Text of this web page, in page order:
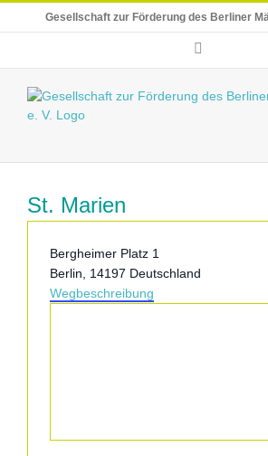
Gesellschaft zur Förderung des Berliner
St. Marien
Adresse
Bergheimer Platz 1
Berlin, 14197 Deutschland
Wegbeschreibung